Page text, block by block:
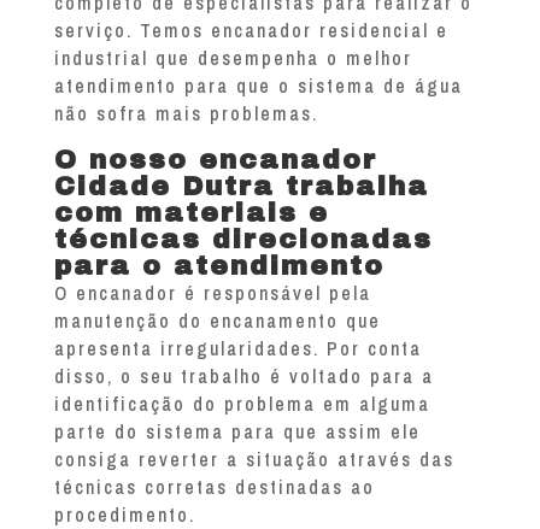
serviço. Temos encanador residencial e
industrial que desempenha o melhor
atendimento para que o sistema de água
não sofra mais problemas.
O nosso encanador
Cidade Dutra trabalha
com materiais e
técnicas direcionadas
para o atendimento
O encanador é responsável pela
manutenção do encanamento que
apresenta irregularidades. Por conta
disso, o seu trabalho é voltado para a
identificação do problema em alguma
parte do sistema para que assim ele
consiga reverter a situação através das
técnicas corretas destinadas ao
procedimento.